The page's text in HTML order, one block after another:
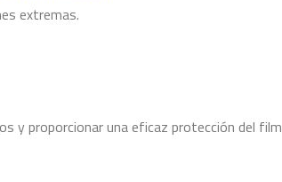
extremas.
y proporcionar una eficaz protección del film